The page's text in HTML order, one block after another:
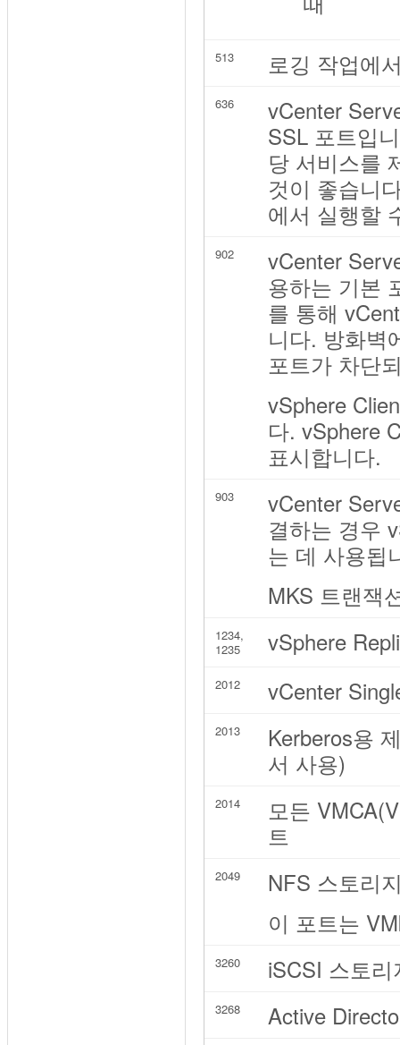
513 로깅 작업에
636
vCenter
SSL 포트입
당 서비스를
것이 좋습니
에서 실행할
902
vCenter
용하는 기본
를 통해
니다. 방화벽
포트가 차단
vSphere
다. vSphere
표시합니다.
903
vCenter
결하는 경우
는 데 사용됩
MKS 트랜잭
1234,
1235
vSphere
2012 vCenter
2013
Kerberos용
서 사용)
2014
모든
트
2049
NFS 스토리
이 포트는
3260 iSCSI 스토
3268 Active